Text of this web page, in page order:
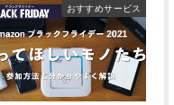
おすすめサービス